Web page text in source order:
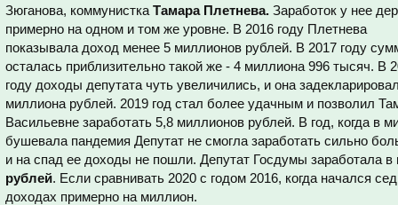
Зюганова, коммунистка Тамара Плетнева. Заработок у нее
примерно на одном и том же уровне. В 2016 году Плетнева
показывала доход менее 5 миллионов рублей. В 2017 году
осталась приблизительно такой же - 4 миллиона 996 тысяч. В
году доходы депутата чуть увеличились, и она
миллиона рублей. 2019 год стал более удачным и позволил
Васильевне заработать 5,8 миллионов рублей. В год, когда в
бушевала пандемия Депутат не смогла заработать сильно
и на спад ее доходы не пошли. Депутат Госдумы заработала
рублей. Если сравнивать 2020 с годом 2016, когда начался
доходах примерно на миллион.